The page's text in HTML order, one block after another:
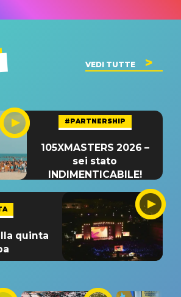
VEDI TUTTE
#PARTNERSHIP
105XMASTERS 2026 –
sei stato
INDIMENTICABILE!
quinta